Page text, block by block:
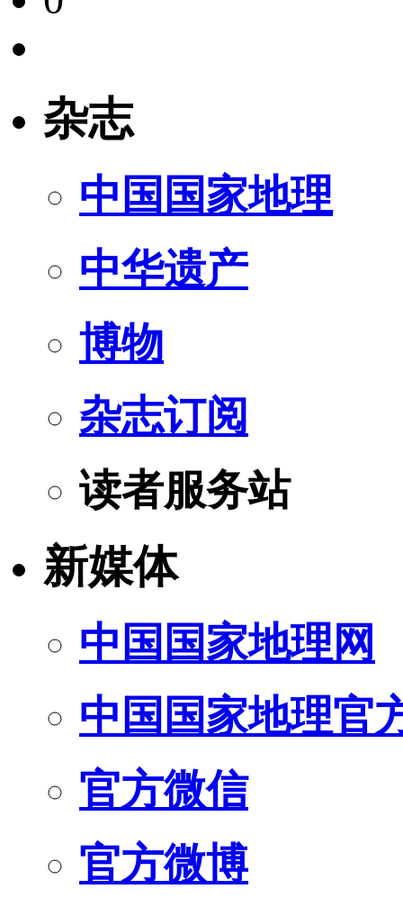
杂志
中国国家地理
中华遗产
博物
杂志订阅
读者服务站
新媒体
中国国家地理网
中国国家地理官
官方微信
官方微博